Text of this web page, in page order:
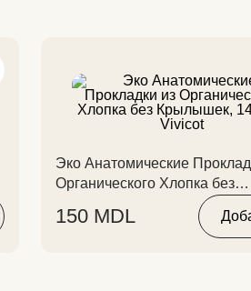
Эко Анатомические
Органического Хлопка без
Крылышек, 14 шт – Vivicot
150 MDL